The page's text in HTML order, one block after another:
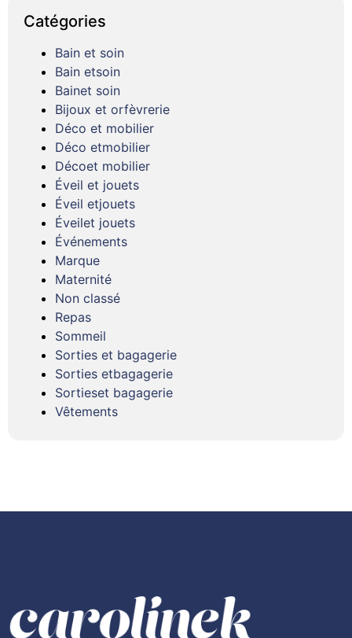
Catégories
Bain et soin
Bain etsoin
Bainet soin
Bijoux et orfèvrerie
Déco et mobilier
Déco etmobilier
Décoet mobilier
Éveil et jouets
Éveil etjouets
Éveilet jouets
Événements
Marque
Maternité
Non classé
Repas
Sommeil
Sorties et bagagerie
Sorties etbagagerie
Sortieset bagagerie
Vêtements